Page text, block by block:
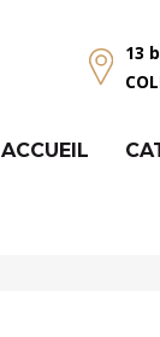
13
ACCUEIL